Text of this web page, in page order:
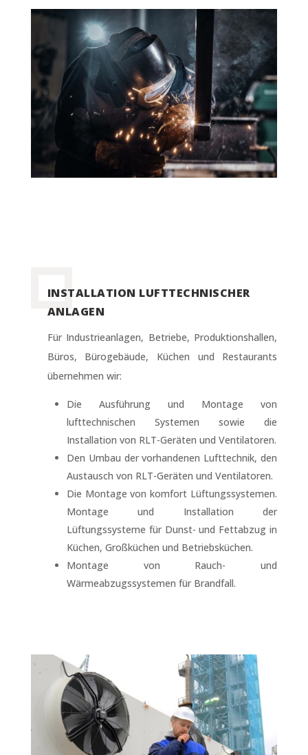
INSTALLATION LUFTTECHNISCHER
ANLAGEN
Für Industrieanlagen, Betriebe, Produktionshallen,
Büros, Bürogebäude, Küchen und Restaurants
übernehmen wir:
Die Ausführung und Montage von
lufttechnischen Systemen sowie die
Installation von RLT-Geräten und Ventilatoren.
Den Umbau der vorhandenen Lufttechnik, den
Austausch von RLT-Geräten und Ventilatoren.
Die Montage von komfort Lüftungssystemen.
Montage und Installation der
Lüftungssysteme für Dunst- und Fettabzug in
Küchen, Großküchen und Betriebsküchen.
Montage von Rauch- und
Wärmeabzugssystemen für Brandfall.